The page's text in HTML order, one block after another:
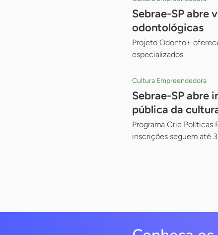
Sebrae-SP abre
odontológicas
Projeto Odonto+
especializados
Cultura Empreendedora
Sebrae-SP abre
pública da
Programa Crie
inscrições seguem até